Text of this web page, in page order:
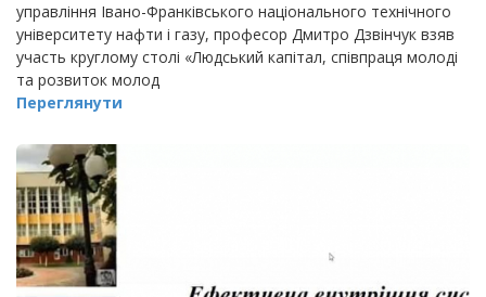
управління Івано-Франківського національного технічного
університету нафти і газу, професор Дмитро Дзвінчук взяв
участь круглому столі «Людський капітал, співпраця молоді
та розвиток молод
Переглянути